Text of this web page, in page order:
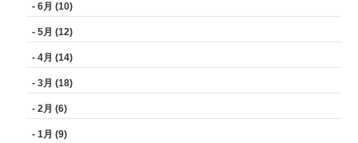
- 6月 (10)
- 5月 (12)
- 4月 (14)
- 3月 (18)
- 2月 (6)
- 1月 (9)